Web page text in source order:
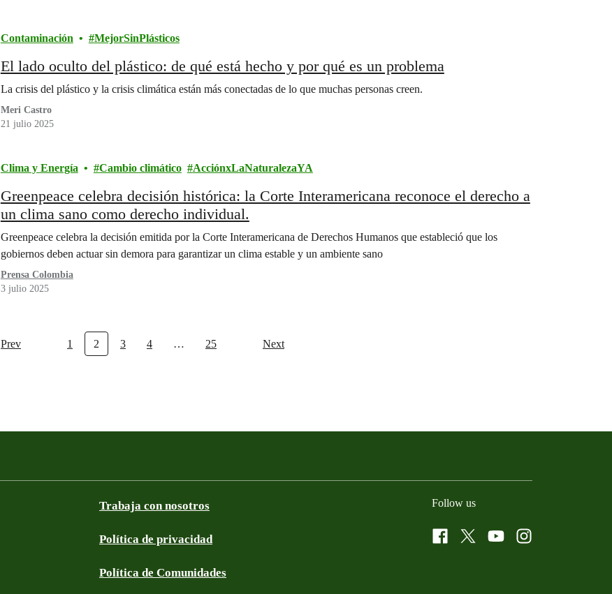
Contaminación MejorSinPlásticos
El lado oculto del plástico: de qué está hecho y por qué es un problema
La crisis del plástico y la crisis climática están más conectadas de lo que muchas personas creen.
Meri Castro
21 julio 2025
Clima y Energía Cambio climático AcciónxLaNaturalezaYA
Greenpeace celebra decisión histórica: la Corte Interamericana reconoce el derecho a
un clima sano como derecho individual.
Greenpeace celebra la decisión emitida por la Corte Interamericana de Derechos Humanos que estableció que los
gobiernos deben actuar sin demora para garantizar un clima estable y un ambiente sano
Prensa Colombia
3 julio 2025
Prev 1 2 3 4 … 25 Next
Trabaja con nosotros
Política de privacidad
Política de Comunidades
Follow us